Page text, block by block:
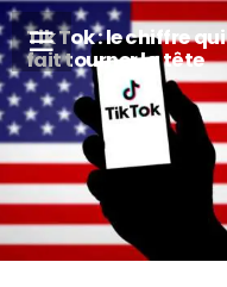
Tik Tok : le chiffre qui
fait tourner la tête